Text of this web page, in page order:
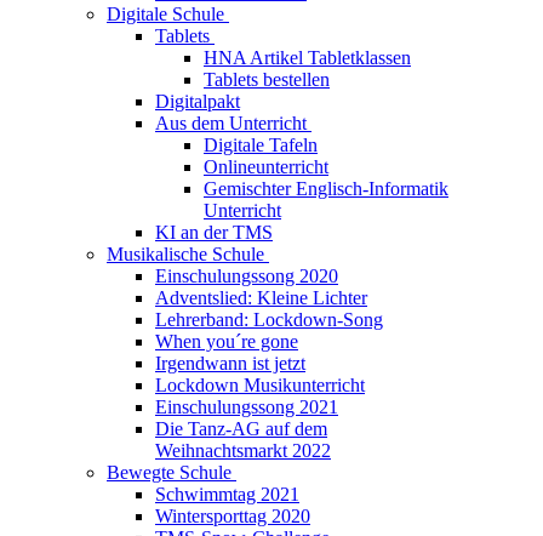
Digitale Schule
Tablets
HNA Artikel Tabletklassen
Tablets bestellen
Digitalpakt
Aus dem Unterricht
Digitale Tafeln
Onlineunterricht
Gemischter Englisch-Informatik
Unterricht
KI an der TMS
Musikalische Schule
Einschulungssong 2020
Adventslied: Kleine Lichter
Lehrerband: Lockdown-Song
When you´re gone
Irgendwann ist jetzt
Lockdown Musikunterricht
Einschulungssong 2021
Die Tanz-AG auf dem
Weihnachtsmarkt 2022
Bewegte Schule
Schwimmtag 2021
Wintersporttag 2020